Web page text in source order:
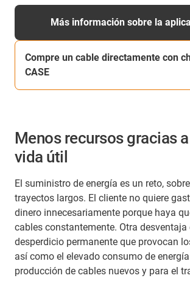
Más información sobre la
Compre un cable directamente con
CASE
Menos recursos gracias
vida útil
El suministro de energía es un reto,
trayectos largos. El cliente no quiere
dinero innecesariamente porque haya
cables constantemente. Otra desventaja
desperdicio permanente que provocan
así como el elevado consumo de
producción de cables nuevos y para el